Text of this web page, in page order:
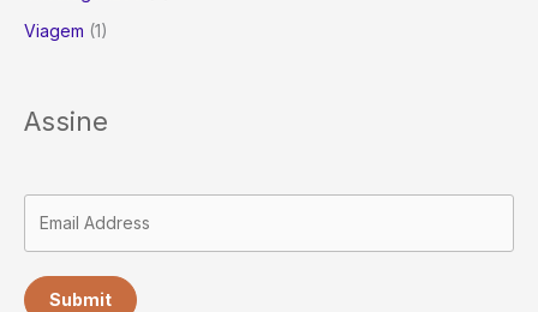
Viagem (1)
Assine
Submit